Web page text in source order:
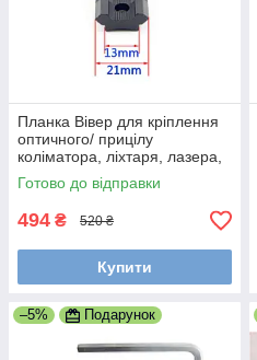
Планка Вівер для кріплення
оптичного/ прицілу
коліматора, ліхтаря, лазера,
ЛЦУ 21 мм
Готово до відправки
494 ₴ 520 ₴
Купити
–5% Подарунок